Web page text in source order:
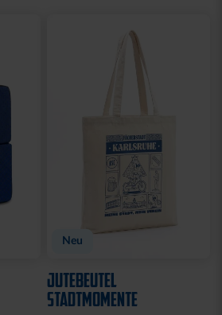
Neu
JUTEBEUTEL
STADTMOMENTE